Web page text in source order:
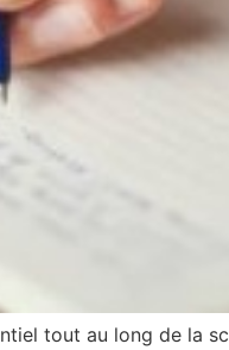
tout au long de la